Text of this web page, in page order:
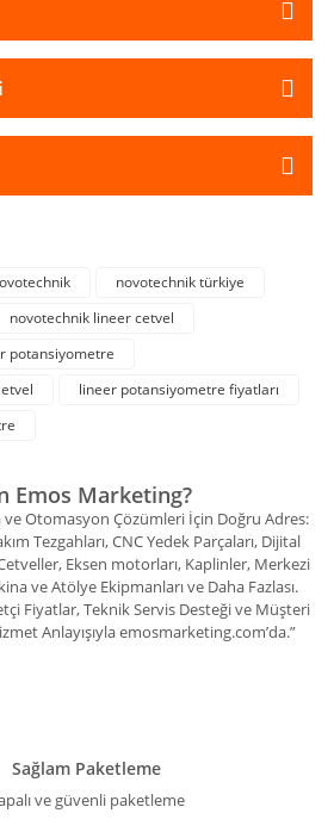
novotechnik türkiye
novotechnik lineer cetvel
potansiyometre
lineer potansiyometre fiyatları
Emos Marketing?
ve Otomasyon Çözümleri İçin Doğru Adres:
Tezgahları, CNC Yedek Parçaları, Dijital
Eksen motorları, Kaplinler, Merkezi
ve Atölye Ekipmanları ve Daha Fazlası.
Fiyatlar, Teknik Servis Desteği ve Müşteri
Anlayışıyla emosmarketing.com’da.”
Sağlam Paketleme
ve güvenli paketleme